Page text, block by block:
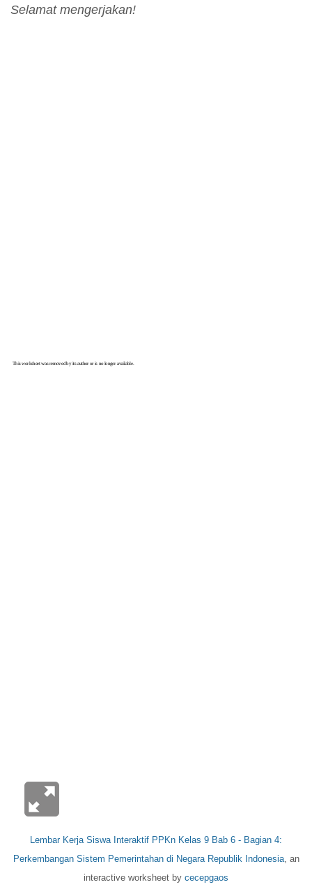
Selamat mengerjakan!
Lembar Kerja Siswa Interaktif PPKn Kelas 9 Bab 6 - Bagian 4:
Perkembangan Sistem Pemerintahan di Negara Republik Indonesia, an
interactive worksheet by cecepgaos